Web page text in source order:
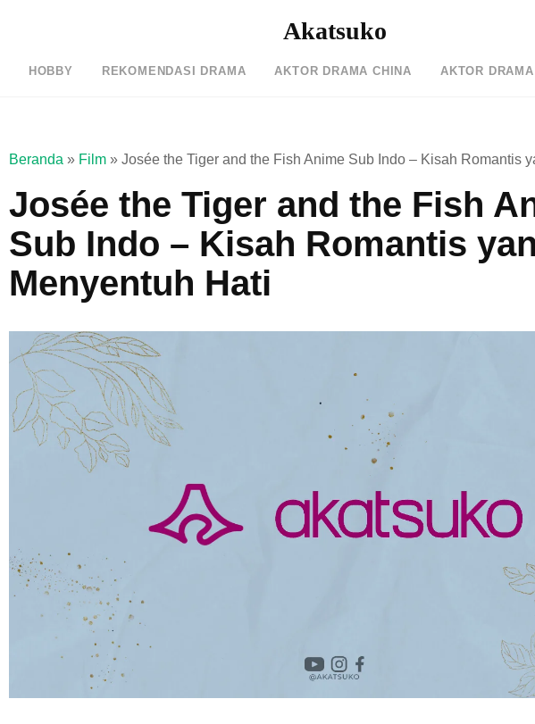
Akatsuko
HOBBY REKOMENDASI DRAMA AKTOR DRAMA CHINA AKTOR
Beranda » Film » Josée the Tiger and the Fish Anime Sub Indo – Kisah Romantis
Josée the Tiger and the Fish
Sub Indo – Kisah Romantis
Menyentuh Hati